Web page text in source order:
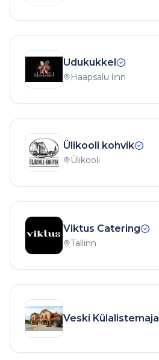
Udukukkel
Haapsalu linn
Ülikooli kohvik
Ülikooli
Viktus Catering
Tallinn
Veski Külalistemaja